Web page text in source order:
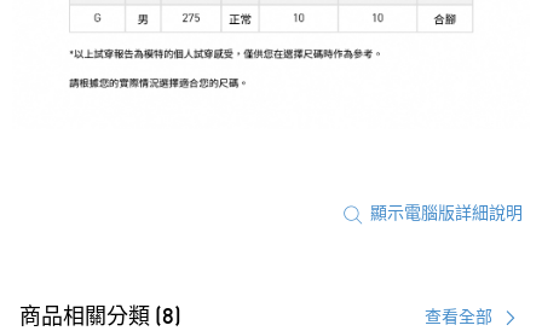
顯示電腦版詳細說明
商品相關分類 (8) 查看全部